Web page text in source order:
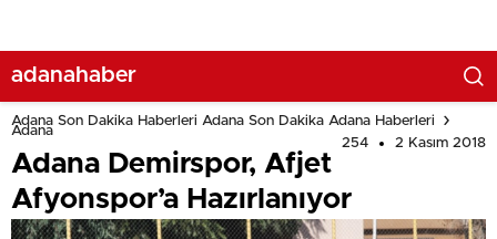
adanahaber
Adana Son Dakika Haberleri Adana Son Dakika Adana Haberleri
Adana
254
2 Kasım 2018
Adana Demirspor, Afjet
Afyonspor’a Hazırlanıyor